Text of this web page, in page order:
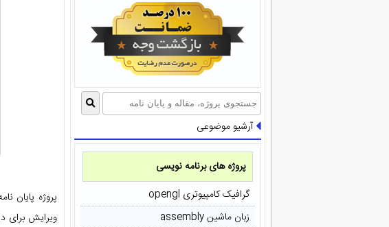
آرشیو موضوعی
پروژه های برنامه نویسی
گرافیک کامپیوتری opengl
زبان ماشین assembly
پروژه پایان
ویرایش برای